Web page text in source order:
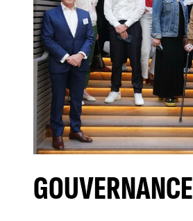
GOUVERNANCE